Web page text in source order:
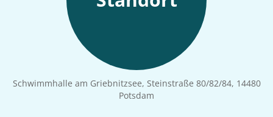
Schwimmhalle am Griebnitzsee, Steinstraße 80/82/84, 14480
Potsdam